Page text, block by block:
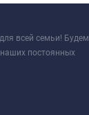
всей семьи! Будем
постоянных